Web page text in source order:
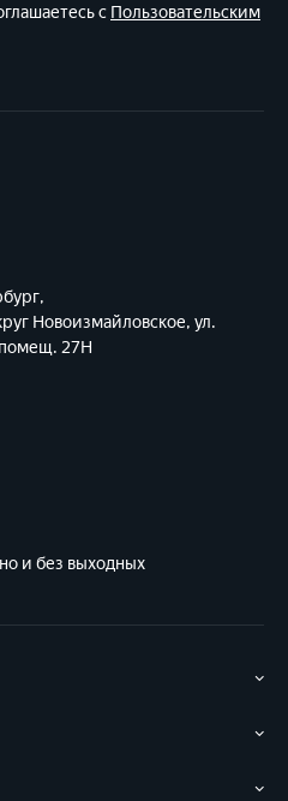
с Пользовательским
Новоизмайловское, ул.
помещ. 27Н
и без выходных